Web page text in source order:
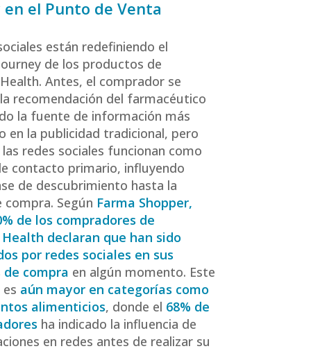
en el Punto de Venta
están redefiniendo el
de los productos de
Antes, el comprador se
recomendación del farmacéutico
la fuente de información más
en la publicidad tradicional, pero
redes sociales funcionan como
contacto primario, influyendo
de descubrimiento hasta la
compra. Según Farma Shopper,
de los compradores de
declaran que han sido
por redes sociales en sus
de compra en algún momento. Este
aún mayor en categorías como
alimenticios, donde el 68% de
ha indicado la influencia de
en redes antes de realizar su